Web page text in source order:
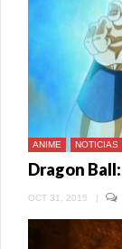
ANIME NOTICIAS
OCT 31, 2015 |